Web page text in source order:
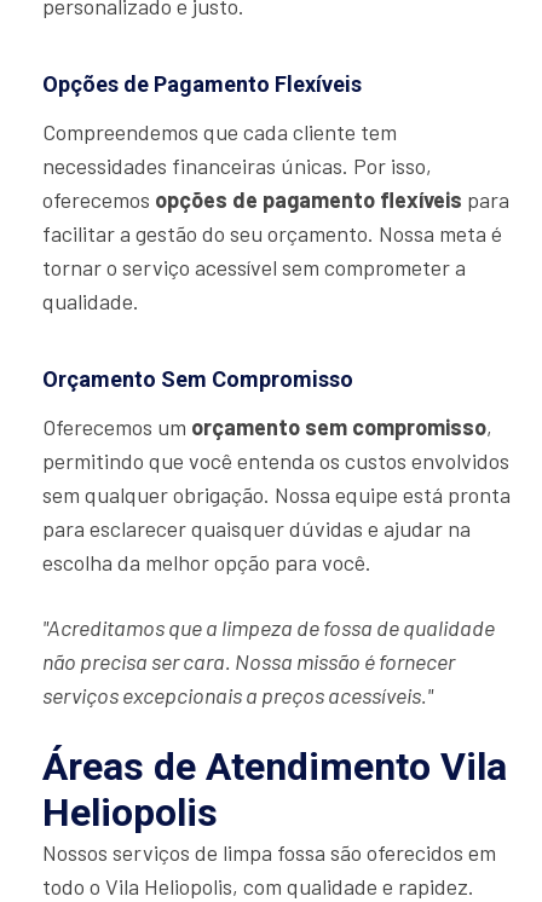
personalizado e justo.
Opções de Pagamento Flexíveis
Compreendemos que cada cliente tem
necessidades financeiras únicas. Por isso,
oferecemos opções de pagamento flexíveis para
facilitar a gestão do seu orçamento. Nossa meta é
tornar o serviço acessível sem comprometer a
qualidade.
Orçamento Sem Compromisso
Oferecemos um orçamento sem compromisso,
permitindo que você entenda os custos envolvidos
sem qualquer obrigação. Nossa equipe está pronta
para esclarecer quaisquer dúvidas e ajudar na
escolha da melhor opção para você.
"Acreditamos que a limpeza de fossa de qualidade
não precisa ser cara. Nossa missão é fornecer
serviços excepcionais a preços acessíveis."
Áreas de Atendimento Vila
Heliopolis
Nossos serviços de limpa fossa são oferecidos em
todo o Vila Heliopolis, com qualidade e rapidez.